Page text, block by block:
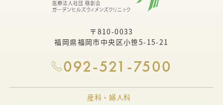
〒810-0033
福岡県福岡市中央区小笹5-15-21
092-521-7500
産科・婦人科